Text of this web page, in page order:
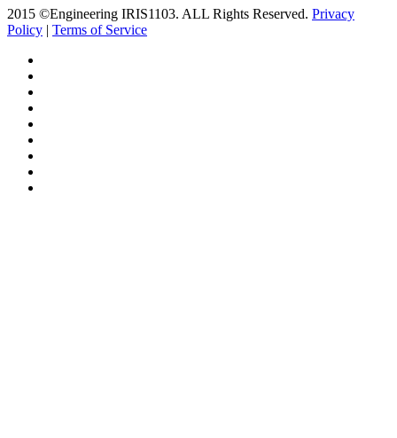
2015 ©Engineering IRIS1103. ALL Rights Reserved. Privacy
Policy | Terms of Service